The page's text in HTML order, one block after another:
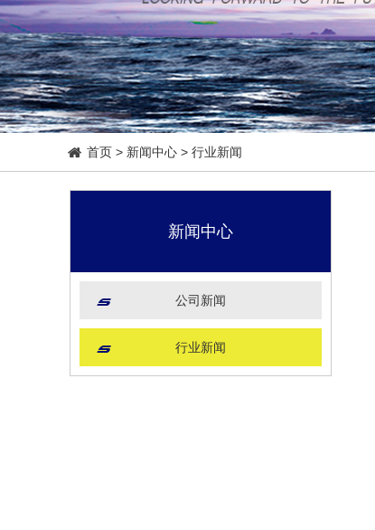
首页 > 新闻中心 > 行业新闻
新闻中心
公司新闻
行业新闻